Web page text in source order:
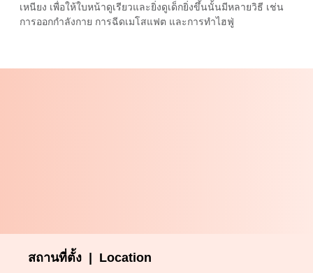
เหนียง เพื่อให้ใบหน้าดูเรียวและยิ่งดูเด็กยิ่งขึ้นนั้นมีหลายวิธี เช่น
การออกกำลังกาย การฉีดเมโสแฟต และการทำไฮฟู่
สถานที่ตั้ง | Location